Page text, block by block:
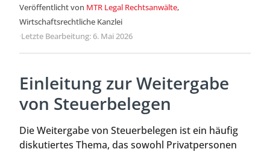
Veröffentlicht von MTR Legal Rechtsanwälte,
Wirtschaftsrechtliche Kanzlei
·Letzte Bearbeitung: 6. Mai 2026
Einleitung zur Weitergabe
von Steuerbelegen
Die Weitergabe von Steuerbelegen ist ein häufig
diskutiertes Thema, das sowohl Privatpersonen